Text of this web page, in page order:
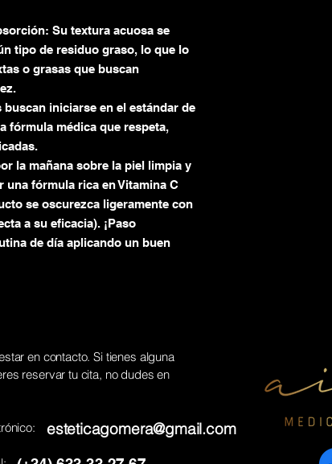
Su textura acuosa se
tipo de residuo graso, lo que lo
o grasas que buscan
iniciarse en el estándar de
fórmula médica que respeta,
la mañana sobre la piel limpia y
fórmula rica en Vitamina C
se oscurezca ligeramente con
a su eficacia). ¡Paso
de día aplicando un buen
en contacto. Si tienes alguna
reservar tu cita, no dudes en
esteticagomera@gmail.com